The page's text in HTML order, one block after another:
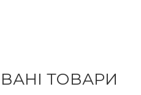
ТОВАРИ